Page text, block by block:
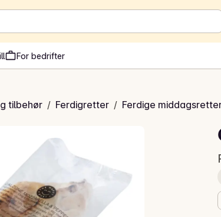
For bedrifter
tilbehør / Ferdigretter / Ferdige